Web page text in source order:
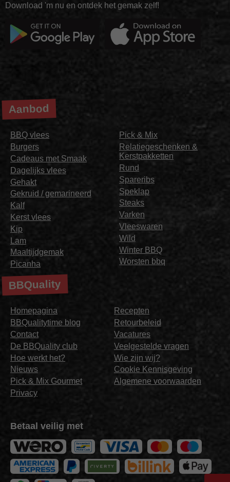
Download 'm nu en ontdek het gemak zelf!
Aanbod
BBQ vlees
Burgers
Cadeaus met Smaak
Dagelijks vlees
Gehakt
Gekruid / gemarineerd
Kalf
Kerst vlees
Kip
Lam
Maaltijdgemak
Picanha
Pick & Mix
Relatiegeschenken &
Kerstpakketten
Rund
Spareribs
Speklap
Steaks
Varken
Vleeswaren
Wild
Winter BBQ
Worsten bbq
BBQuality
Homepagina
BBQualitytime blog
Contact
De BBQuality club
Hoe werkt het?
Nieuws
Pick & Mix Gourmet
Privacy
Recepten
Retourbeleid
Vacatures
Veelgestelde vragen
Wie zijn wij?
Cookie Kennisgeving
Algemene voorwaarden
Betaal veilig met